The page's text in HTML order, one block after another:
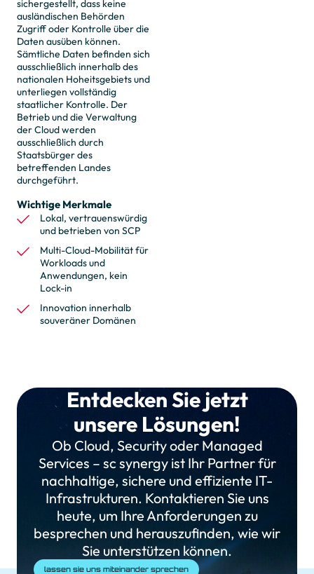
sichergestellt, dass keine
ausländischen Behörden
Zugriff oder Kontrolle über die
Daten ausüben können.
Sämtliche Daten befinden sich
ausschließlich innerhalb des
nationalen Hoheitsgebiets und
unterliegen vollständig
staatlicher Kontrolle. Der
Betrieb und die Verwaltung
der Cloud werden
ausschließlich durch
Staatsbürger des
betreffenden Landes
durchgeführt.
Wichtige Merkmale
Lokal, vertrauenswürdig
und betrieben von SCP
Multi-Cloud-Mobilität für
Workloads und
Anwendungen, kein
Lock-in
Innovation innerhalb
souveräner Domänen
Entdecken Sie jetzt
unsere Lösungen!
Ob Cloud, Security oder Managed
Services – sc synergy ist Ihr Partner für
nachhaltige, sichere und effiziente IT-
Infrastrukturen. Kontaktieren Sie uns
heute, um Ihre Anforderungen zu
besprechen und herauszufinden, wie wir
Sie unterstützen können.
lassen sie uns miteinander sprechen